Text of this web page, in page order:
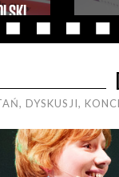
DYSKUSJI,